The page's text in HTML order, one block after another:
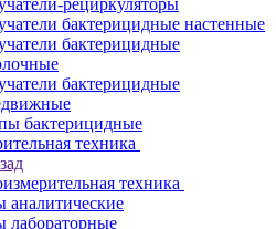
рециркуляторы
бактерицидные настенные
бактерицидные
бактерицидные
бактерицидные
техника
техника
аналитические
лабораторные